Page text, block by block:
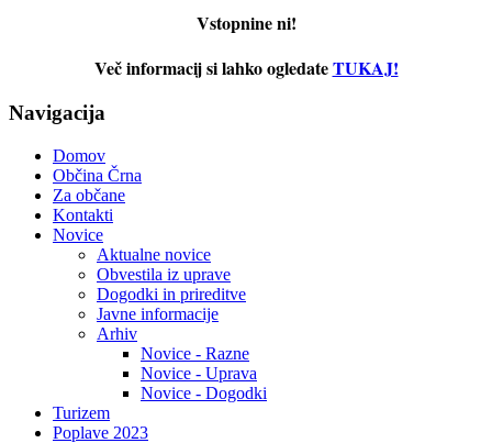
Vstopnine ni!
Več informacij si lahko ogledateTUKAJ!
Navigacija
Domov
Občina Črna
Za občane
Kontakti
Novice
Aktualne novice
Obvestila iz uprave
Dogodki in prireditve
Javne informacije
Arhiv
Novice - Razne
Novice - Uprava
Novice - Dogodki
Turizem
Poplave 2023